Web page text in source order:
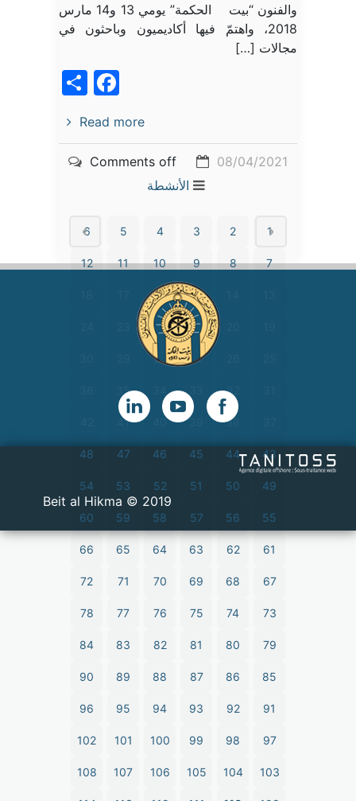
والفنون “بيت الحكمة” يومي 13 و14 مارس
2018، واهتمّ فيها أكاديميون وباحثون في
مجالات […]
Read more
08/04/2021
Comments off
الأنشطة
1
2
3
4
5
6
7
8
9
10
11
12
15
16
21
22
27
28
32
35
38
39
40
41
43
44
45
46
47
48
49
50
51
52
53
54
55
56
57
58
59
60
61
62
63
64
65
66
67
68
69
70
71
72
73
74
75
76
77
78
79
80
81
82
83
84
85
86
87
88
89
90
91
92
93
94
95
96
97
98
99
100
101
102
103
104
105
106
107
108
2019 © Beit al Hikma